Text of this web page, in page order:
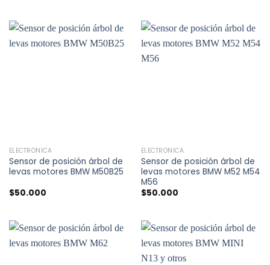
ELECTRÓNICA
Sensor de posición árbol de
levas motores BMW M50B25
$50.000
ELECTRÓNICA
Sensor de posición árbol de
levas motores BMW M52 M54
M56
$50.000